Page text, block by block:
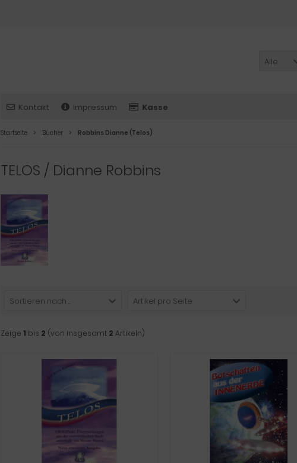
Alle
Kontakt Impressum Kasse
Startseite Bücher Robbins Dianne (Telos)
TELOS / Dianne Robbins
Sortieren nach ... Artikel pro Seite
Zeige 1 bis 2 (von insgesamt 2 Artikeln)